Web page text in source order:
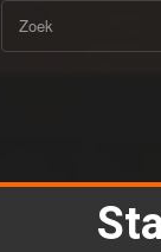
Zoek